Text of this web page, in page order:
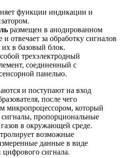
функции индикации и
размещен в анодированном
отвечает за обработку сигналов
их в базовый блок.
трехэлектродный
соединенный с
панелью.
и поступают на вход
после чего
микропроцессором, который
пропорциональные
в окружающей среде.
возможные
данные в виде
сигнала.